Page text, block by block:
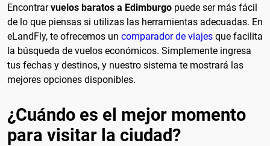
Encontrarvuelos baratos a Edimburgo puede ser más fácil
de lo que piensas si utilizas las herramientas adecuadas. En
eLandFly, te ofrecemos un comparador de viajes que facilita
la búsqueda de vuelos económicos. Simplemente ingresa
tus fechas y destinos, y nuestro sistema te mostrará las
mejores opciones disponibles.
¿Cuándo es el mejor momento
para visitar la ciudad?